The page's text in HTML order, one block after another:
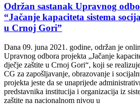
Održan sastanak Upravnog
“Jačanje kapaciteta sistema
u Crnoj Gori”
Dana 09. juna 2021. godine, održan je
Upravnog odbora projekta „Jačanje
dječje zaštite u Crnoj Gori“, koji se
CG za zapošljavanje, obrazovanje i
projekta jeste da se unaprijede
predstavnika institucija i organizacija iz
zaštite na nacionalnom nivou u